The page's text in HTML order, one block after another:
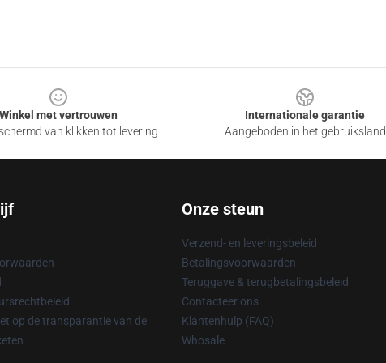
Winkel met vertrouwen
van klikken tot levering
Internationale garantie
Aangeboden in het gebruiksland
op de transparantie van de
Onze steun
Verzend- en leveringsbeleid
Betalingsvoorwaarden
Teruggave & terugbetalingsbeleid
Contacteer ons
Klantenhulp (FAQ)
Whosale